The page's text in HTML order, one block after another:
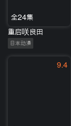
全24集
重启咲良田
日本动漫
9.4